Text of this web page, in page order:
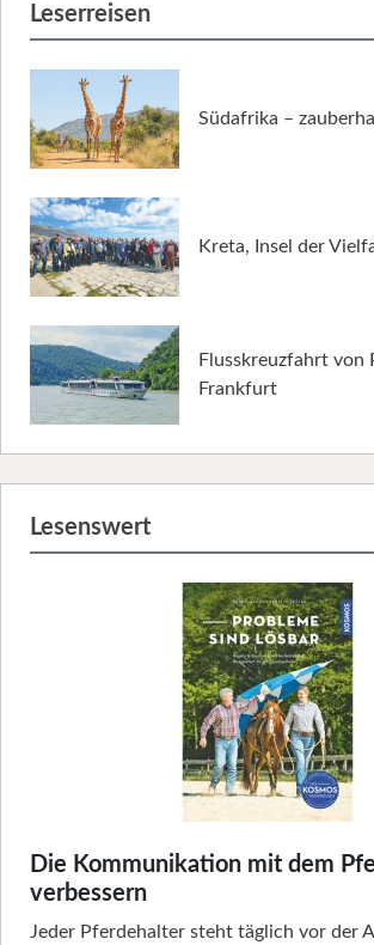
Leserreisen
Südafrika –
Kreta, Insel der
Flusskreuzfahrt von
Frankfurt
Lesenswert
Die Kommunikation mit dem
verbessern
Jeder Pferdehalter steht täglich vor der